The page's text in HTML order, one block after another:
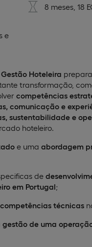
8 meses, 18
e
Hoteleira
transformação,
competências
comunicação e
sustentabilidade e
hoteleiro.
e uma abordagem
de
em Portugal;
técnicas
gestão de uma